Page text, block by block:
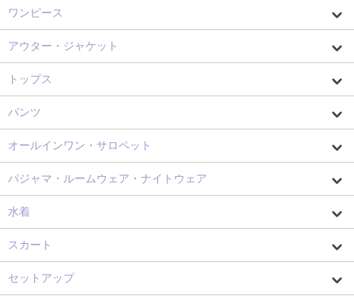
ワンピース
アウター・ジャケット
トップス
パンツ
オールインワン・サロペット
パジャマ・ルームウェア・ナイトウェア
水着
スカート
セットアップ